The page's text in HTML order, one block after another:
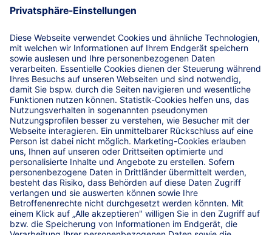
Einfach. Sicher. Parken. Auf 4 Lkw-Parkplätzen an der
B513 beim Verkehrs- und Dienstleistungsservice Adlon
in Sassenberg.
© 2026 WIRKSTATT GmbH